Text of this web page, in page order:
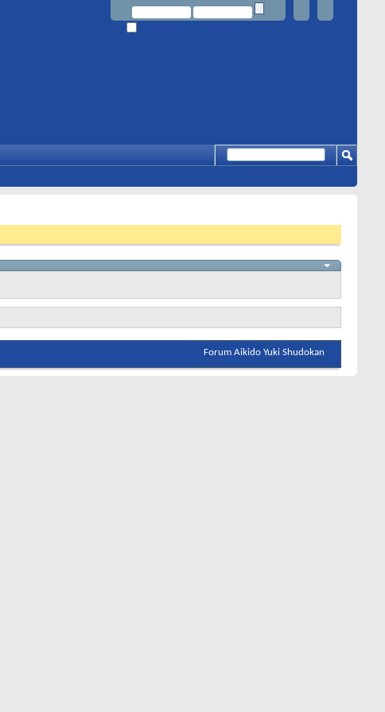
Forum Aikido Yuki Shudokan